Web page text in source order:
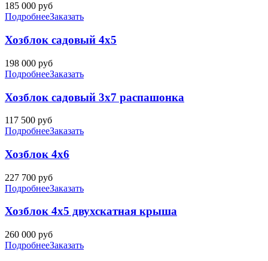
185 000 руб
ПодробнееЗаказать
Хозблок садовый 4х5
198 000 руб
ПодробнееЗаказать
Хозблок садовый 3х7 распашонка
117 500 руб
ПодробнееЗаказать
Хозблок 4х6
227 700 руб
ПодробнееЗаказать
Хозблок 4х5 двухскатная крыша
260 000 руб
ПодробнееЗаказать